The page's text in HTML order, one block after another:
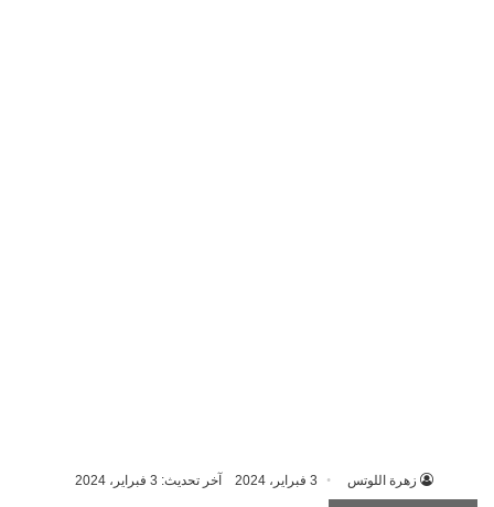
زهرة اللوتس 3 فبراير، 2024 آخر تحديث: 3 فبراير، 2024